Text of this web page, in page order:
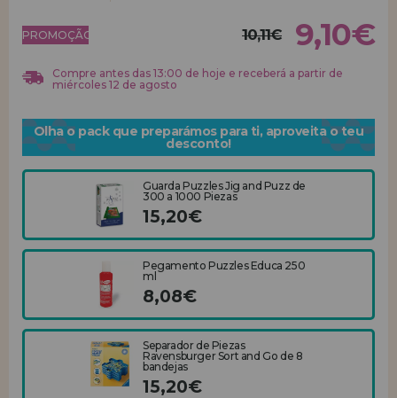
REGISTRO DE REVENDEDOR
PROMOÇÃO! 10,11€ 9,10€
Compre antes das 13:00 de hoje e receberá a partir de
miércoles 12 de agosto
Olha o pack que preparámos para ti, aproveita o teu
desconto!
Guarda Puzzles Jig and Puzz de
300 a 1000 Piezas
15,20€
Pegamento Puzzles Educa 250
ml
8,08€
Separador de Piezas
Ravensburger Sort and Go de 8
bandejas
15,20€